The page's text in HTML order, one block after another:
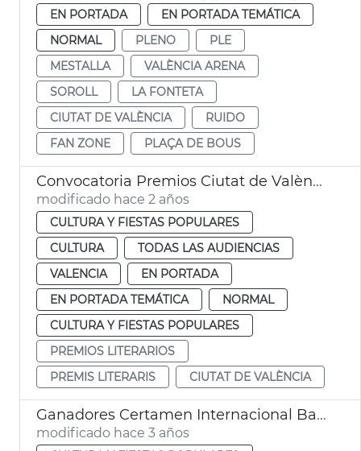
EN PORTADA
EN PORTADA TEMÁTICA
NORMAL
PLENO
PLE
MESTALLA
VALÈNCIA ARENA
SOROLL
LA FONTETA
CIUTAT DE VALÈNCIA
RUIDO
FAN ZONE
PLAÇA DE BOUS
Convocatoria Premios Ciutat de València
modificado hace 2 años
CULTURA Y FIESTAS POPULARES
CULTURA
TODAS LAS AUDIENCIAS
VALENCIA
EN PORTADA
EN PORTADA TEMÁTICA
NORMAL
CULTURA Y FIESTAS POPULARES
PREMIOS LITERARIOS
PREMIS LITERARIS
CIUTAT DE VALÈNCIA
Ganadores Certamen Internacional Bandas Música
modificado hace 3 años